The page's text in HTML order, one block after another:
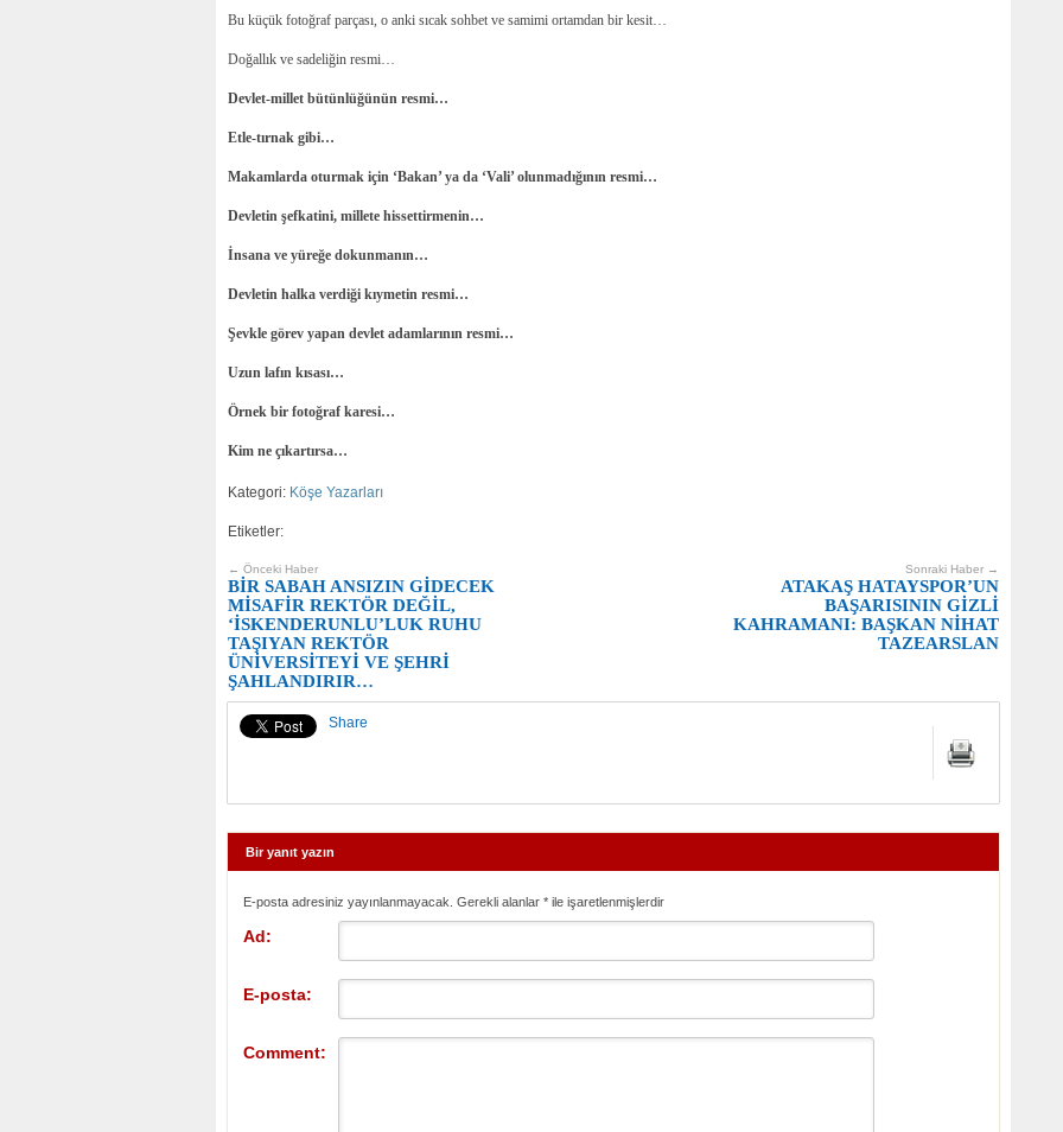
Bu küçük fotoğraf parçası, o anki sıcak sohbet ve samimi ortamdan bir kesit…
Doğallık ve sadeliğin resmi…
Devlet-millet bütünlüğünün resmi…
Etle-tırnak gibi…
Makamlarda oturmak için ‘Bakan’ ya da ‘Vali’ olunmadığının resmi…
Devletin şefkatini, millete hissettirmenin…
İnsana ve yüreğe dokunmanın…
Devletin halka verdiği kıymetin resmi…
Şevkle görev yapan devlet adamlarının resmi…
Uzun lafın kısası…
Örnek bir fotoğraf karesi…
Kim ne çıkartırsa…
Kategori: Köşe Yazarları
Etiketler:
Sonraki Haber →
ATAKAŞ HATAYSPOR’UN
BAŞARISININ GİZLİ
KAHRAMANI: BAŞKAN NİHAT
TAZEARSLAN
← Önceki Haber
BİR SABAH ANSIZIN GİDECEK
MİSAFİR REKTÖR DEĞİL,
‘İSKENDERUNLU’LUK RUHU
TAŞIYAN REKTÖR
ÜNİVERSİTEYİ VE ŞEHRİ
ŞAHLANDIRIR…
Share
Bir yanıt yazın
E-posta adresiniz yayınlanmayacak. Gerekli alanlar * ile işaretlenmişlerdir
Ad:
E-posta:
Comment: